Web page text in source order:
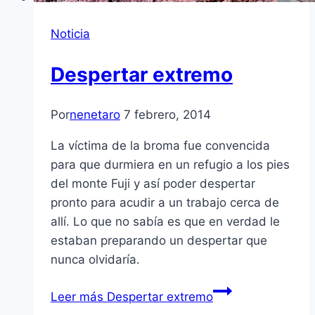
Noticia
Despertar extremo
Pornenetaro 7 febrero, 2014
La víctima de la broma fue convencida
para que durmiera en un refugio a los pies
del monte Fuji y así poder despertar
pronto para acudir a un trabajo cerca de
allí. Lo que no sabía es que en verdad le
estaban preparando un despertar que
nunca olvidaría.
Leer más Despertar extremo